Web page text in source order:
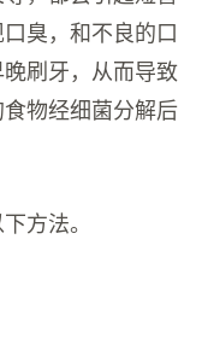
臭，和不良的口
刷牙，从而导致
物经细菌分解后
方法。